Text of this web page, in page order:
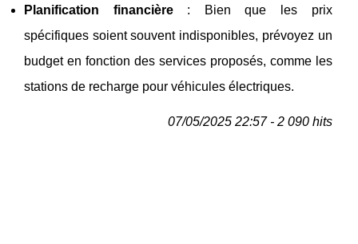
Planification financière: Bien que les prix
spécifiques soient souvent indisponibles, prévoyez un
budget en fonction des services proposés, comme les
stations de recharge pour véhicules électriques.
07/05/2025 22:57 - 2 090 hits